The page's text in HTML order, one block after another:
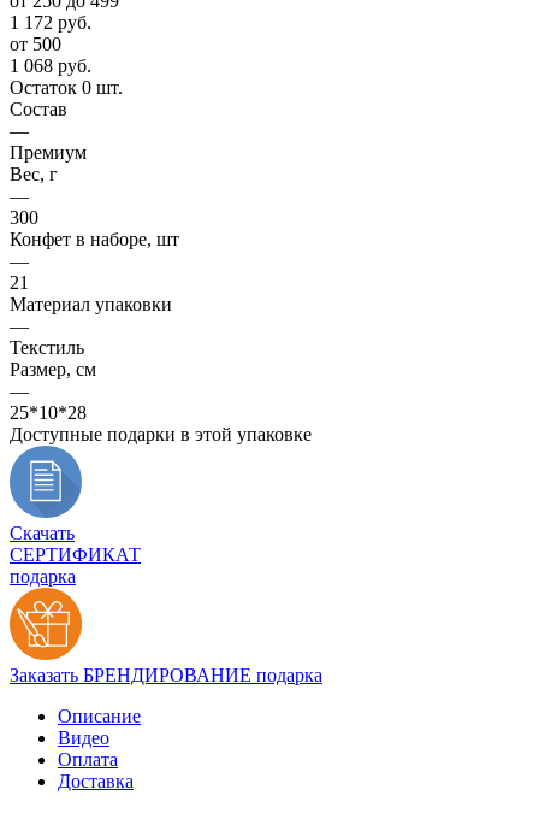
1 172 руб.
от 500
1 068 руб.
Остаток 0 шт.
Состав
—
Премиум
Вес, г
—
300
Конфет в наборе, шт
—
21
Материал упаковки
—
Текстиль
Размер, см
—
25*10*28
Доступные подарки в этой упаковке
Скачать
СЕРТИФИКАТ
подарка
Заказать БРЕНДИРОВАНИЕ подарка
Описание
Видео
Оплата
Доставка